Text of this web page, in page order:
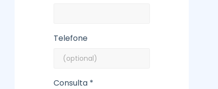
Telefone
Consulta *